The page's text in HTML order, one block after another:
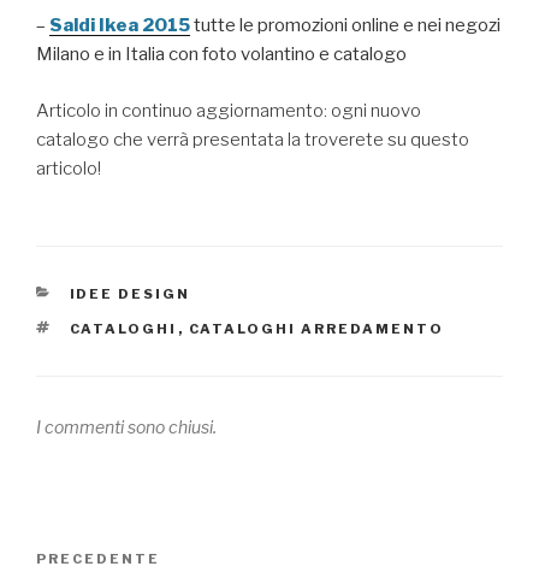
– Saldi Ikea 2015tutte le promozioni online e nei negozi
Milano e in Italia con foto volantino e catalogo
Articolo in continuo aggiornamento: ogni nuovo
catalogo che verrà presentata la troverete su questo
articolo!
CATEGORIE
IDEE DESIGN
TAG
CATALOGHI , CATALOGHI ARREDAMENTO
I commenti sono chiusi.
Articolo
PRECEDENTE